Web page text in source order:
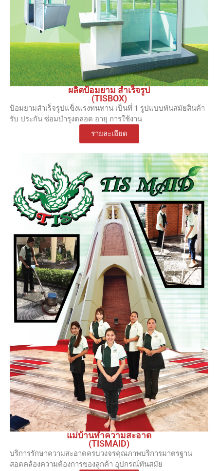
ผลิตป้อมยาม สำเร็จรูป
(TISBOX)
ป้อมยามสำเร็จรูปแข็งแรงทนทาน เป็นที่ 1 รูปแบบทันสมัยสินค้า
รับ ประกัน ซ่อมบำรุงตลอด อายุ การใช้งาน
รายละเอียด
แม่บ้านทำความสะอาด
(TISMAID)
บริการรักษาความสะอาดครบวงจรคุณภาพบริการมาตรฐาน
สอดคล้องความต้องการของลูกค้า อุปกรณ์ทันสมัย